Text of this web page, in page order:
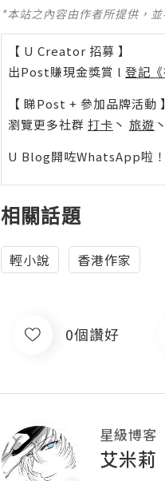
*本站之內容由作者所提供，
【 U Creator 招募 】
出Post賺現金獎賞 l 登記
【 睇Post + 參加品牌活動
瀏覽更多社群 打卡 丶 旅遊
U Blog開咗WhatsApp啦
相關話題
輕小說 香港作家
0個讚好
星級博客
艾米莉